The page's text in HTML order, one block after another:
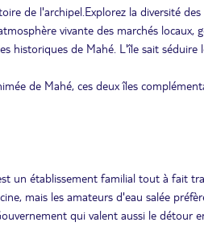
de l'archipel.Explorez la diversité des
vivante des marchés locaux,
historiques de Mahé. L'île sait séduire
de Mahé, ces deux îles
un établissement familial tout à fait
mais les amateurs d'eau salée
qui valent aussi le détour